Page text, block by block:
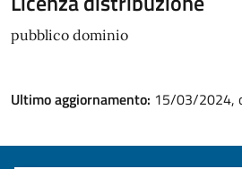
pubblico dominio
Ultimo aggiornamento: 15/03/2024,